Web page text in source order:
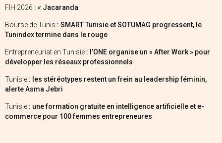
FIH 2026 : « Jacaranda
Bourse de Tunis : SMART Tunisie et SOTUMAG progressent, le
Tunindex termine dans le rouge
Entrepreneuriat en Tunisie : l’ONE organise un « After Work » pour
développer les réseaux professionnels
Tunisie : les stéréotypes restent un frein au leadership féminin,
alerte Asma Jebri
Tunisie : une formation gratuite en intelligence artificielle et e-
commerce pour 100 femmes entrepreneures